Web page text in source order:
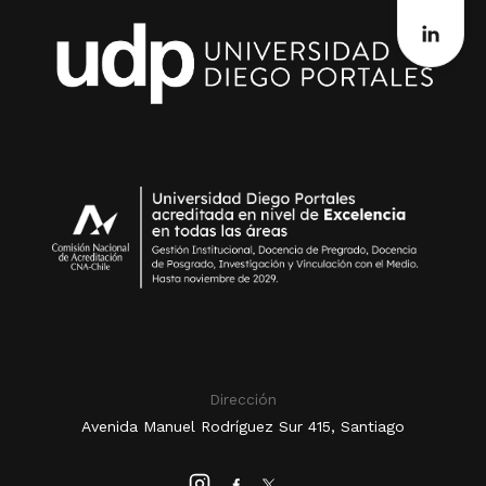
Dirección
Avenida Manuel Rodríguez Sur 415, Santiago